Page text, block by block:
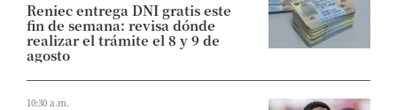
Reniec entrega DNI gratis este
fin de semana: revisa dónde
realizar el trámite el 8 y 9 de
agosto
10:30 a.m.